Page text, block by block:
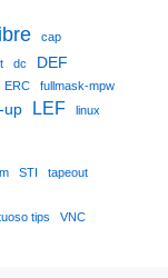
cap
dc DEF
ERC
fullmask-mpw
up LEF linux
STI tapeout
tips VNC